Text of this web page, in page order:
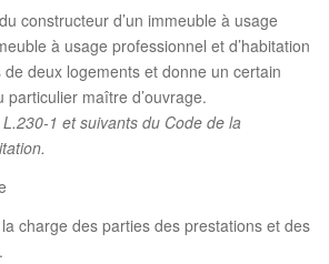
constructeur d’un immeuble à usage
à usage professionnel et d’habitation
deux logements et donne un certain
maître d’ouvrage.
1 et suivants du Code de la
charge des parties des prestations et des